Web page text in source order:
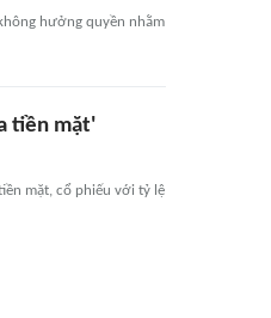
hưởng quyền nhằm
tiền mặt'
mặt, cổ phiếu với tỷ lệ